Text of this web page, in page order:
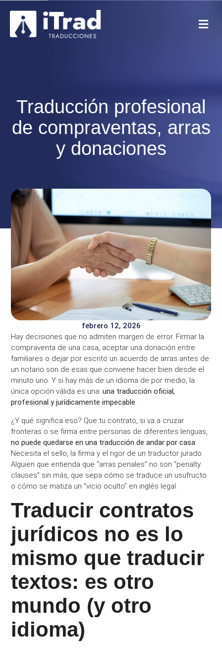
Traducción profesional
de compraventas, arras
y donaciones
febrero 12, 2026
Hay decisiones que no admiten margen de error. Firmar la
compraventa de una casa, aceptar una donación entre
familiares o dejar por escrito un acuerdo de arras antes de
un notario son de esas que conviene hacer bien desde el
minuto uno. Y si hay más de un idioma de por medio, la
única opción válida es una:una traducción oficial,
profesional y jurídicamente impecable.
¿Y qué significa eso? Que tu contrato, si va a cruzar
fronteras o se firma entre personas de diferentes lenguas,
no puede quedarse en una traducción de andar por casa
Necesita el sello, la firma y el rigor de un traductor jurado.
Alguien que entienda que “arras penales” no son “penalty
clauses” sin más, que sepa cómo se traduce un usufructo
o cómo se matiza un “vicio oculto” en inglés legal.
Traducir contratos
jurídicos no es lo
mismo que traducir
textos: es otro
mundo (y otro
idioma)